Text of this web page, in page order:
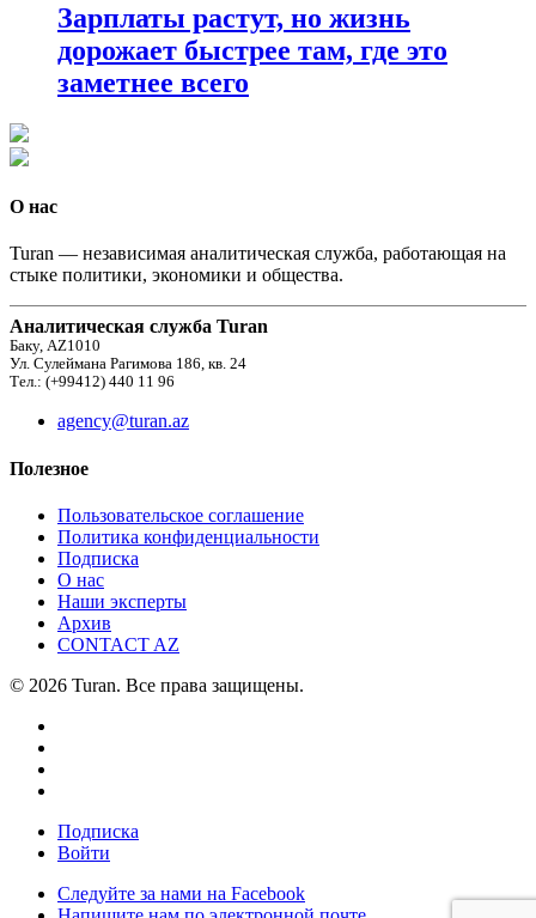
Зарплаты растут, но жизнь
дорожает быстрее там, где это
заметнее всего
О нас
Turan — независимая аналитическая служба, работающая на
стыке политики, экономики и общества.
Аналитическая служба Turan
Баку, AZ1010
Ул. Сулеймана Рагимова 186, кв. 24
Тел.: (+99412) 440 11 96
agency@turan.az
Полезное
Пользовательское соглашение
Политика конфиденциальности
Подписка
О нас
Наши эксперты
Архив
CONTACT AZ
© 2026 Turan. Все права защищены.
Подписка
Войти
Следуйте за нами на Facebook